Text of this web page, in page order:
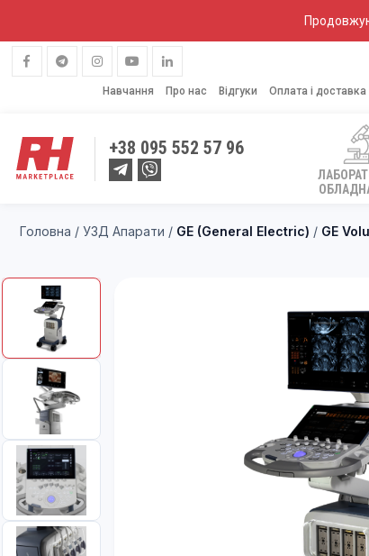
Навчання Про нас Відгуки Оплата і доставка
+38 095 552 57 96
Головна / УЗД Апарати / GE (General Electric) / GE